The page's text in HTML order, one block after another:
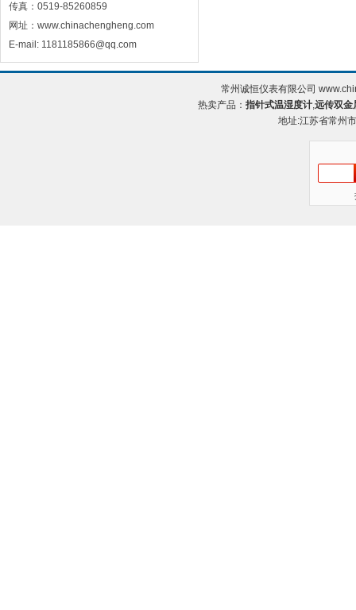
传真：0519-85260859
网址：www.chinachengheng.com
E-mail: 1181185866@qq.com
常州诚恒仪表有限公司
热卖产品：指针式温湿度计,远传双金
地址:江苏省常州